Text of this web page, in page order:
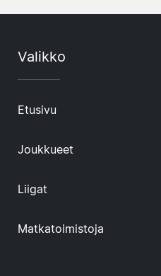
Valikko
Etusivu
Joukkueet
Liigat
Matkatoimistoja